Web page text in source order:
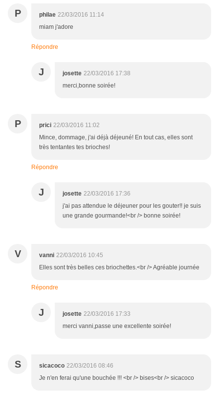
P philae 22/03/2016 11:14
miam j'adore
Répondre
J josette 22/03/2016 17:38
merci,bonne soirée!
P prici 22/03/2016 11:02
Mince, dommage, j'ai déjà déjeuné! En tout cas, elles sont
très tentantes tes brioches!
Répondre
J josette 22/03/2016 17:36
j'ai pas attendue le déjeuner pour les gouter!! je suis
une grande gourmande!<br /> bonne soirée!
V vanni 22/03/2016 10:45
Elles sont très belles ces briochettes.<br /> Agréable journée
Répondre
J josette 22/03/2016 17:33
merci vanni,passe une excellente soirée!
S sicacoco 22/03/2016 08:46
Je n'en ferai qu'une bouchée !!! <br /> bises<br /> sicacoco